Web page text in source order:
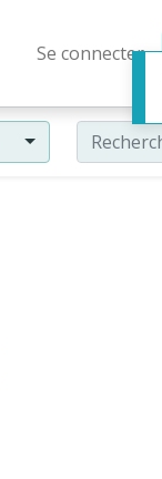
Se connecter